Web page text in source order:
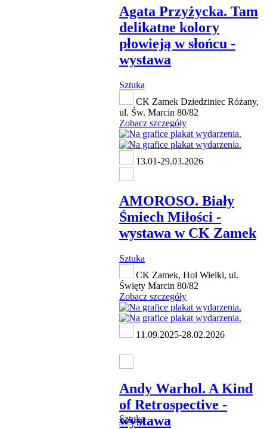
Agata Przyżycka. Tam
delikatne kolory
płowieją w słońcu -
wystawa
Sztuka
CK Zamek Dziedziniec Różany,
ul. Św. Marcin 80/82
Zobacz szczegóły
13.01-29.03.2026
AMOROSO. Biały
Śmiech Miłości -
wystawa w CK Zamek
Sztuka
CK Zamek, Hol Wielki, ul.
Święty Marcin 80/82
Zobacz szczegóły
11.09.2025-28.02.2026
Andy Warhol. A Kind
of Retrospective -
wystawa
Sztuka